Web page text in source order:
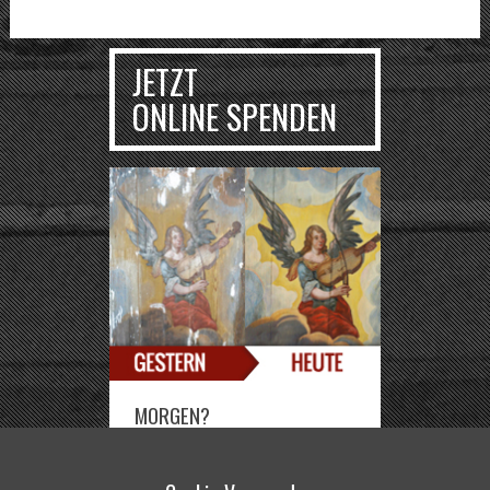
JETZT
ONLINE SPENDEN
MORGEN?
Sie können die Deutsch-